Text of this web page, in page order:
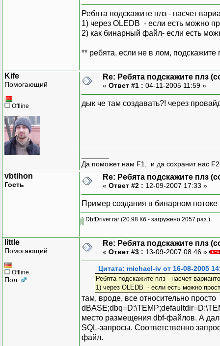
Ребята подскажите плз - насчет
1) через OLEDB - если есть можно
2) как бинарный файл- если есть
** ребята, если не в лом, подскажите
Kife
Помогающий
Offline
Re: Ребята подскажите плз
« Ответ #1 : 04-11-2005 11:59 »
дык че там создавать?! через
Да поможет нам F1, и да сохранит нас
vbtihon
Гость
Re: Ребята подскажите плз
« Ответ #2 : 12-09-2007 17:33 »
Пример создания в бинарном потоке
DbfDriver.rar (20.98 Кб - загружено 2057 раз.)
little
Помогающий
Offline
Пол:
Re: Ребята подскажите плз
« Ответ #3 : 13-09-2007 08:46 »
Цитата: michael-iv от 16-08-2005
Ребята подскажите плз - насчет
1) через OLEDB - если есть можно
там, вроде, все относительно
место размещения dbf-файлов. А
SQL-запросы. Соответственно
файл.